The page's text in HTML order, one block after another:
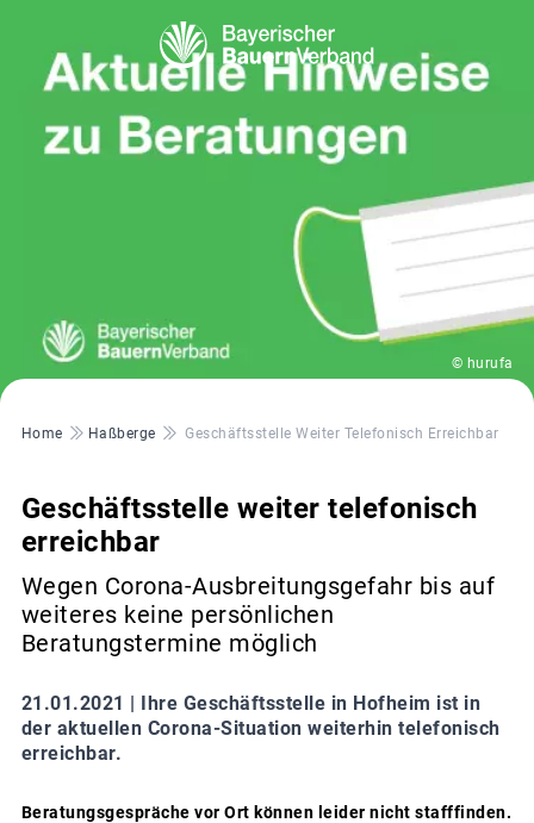
© hurufa
Pfadnavigation
Home Haßberge Geschäftsstelle Weiter Telefonisch Erreichbar
Geschäftsstelle weiter telefonisch
erreichbar
Wegen Corona-Ausbreitungsgefahr bis auf
weiteres keine persönlichen
Beratungstermine möglich
21.01.2021 | Ihre Geschäftsstelle in Hofheim ist in
der aktuellen Corona-Situation weiterhin telefonisch
erreichbar.
Beratungsgespräche vor Ort können leider nicht stafffinden.